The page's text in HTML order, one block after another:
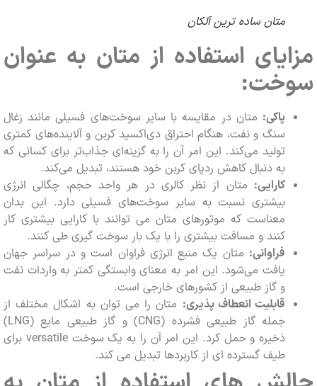
متان ساده ترین آلکان
استفاده از متان به عنوان
پاکی: متان در مقایسه با سایر سوخت‌های فسیلی مانند زغال
سنگ و نفت، هنگام احتراق دی‌اکسید کربن و آلاینده‌های کمتری
تولید می‌کند. این امر آن را به گزینه‌ای جذاب‌تر برای کسانی که
به دنبال کاهش ردپای کربن خود هستند، تبدیل می‌کند.
کارایی:متان از نظر کالری در هر واحد حجم، چگالی انرژی
بیشتری نسبت به سایر سوخت‌های فسیلی دارد. این بدان
معناست که موتورهای متان می توانند با کارایی بیشتری کار
کنند و مسافت بیشتری را با یک بار سوخت گیری طی کنند.
فراوانی:متان یک منبع انرژی فراوان است و در سراسر جهان
یافت می‌شود. این امر به معنای وابستگی کمتر به واردات نفت
و گاز طبیعی از کشورهای خارجی است.
قابلیت انعطاف پذیری:متان را می توان به اشکال مختلف از
جمله گاز طبیعی فشرده (CNG) و گاز طبیعی مایع (LNG)
ذخیره و حمل کرد. این امر آن را به یک سوخت versatile برای
طیف گسترده ای از کاربردها تبدیل می کند.